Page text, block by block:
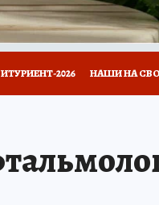
2026 НАШИ НА СВО
ГУБЕРНАТОРА